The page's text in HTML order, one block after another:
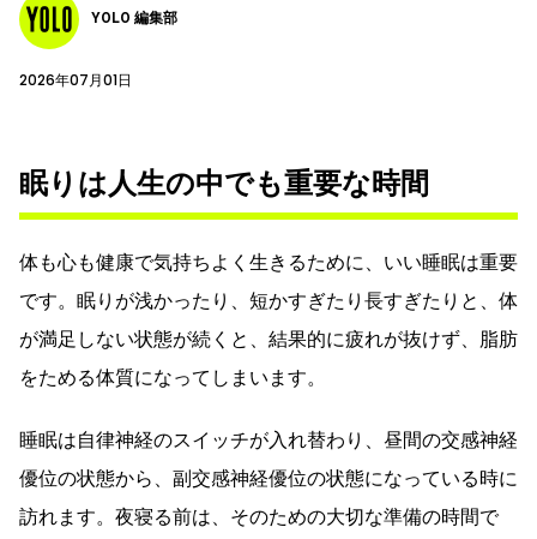
YOLO 編集部
2026年07月01日
眠りは人生の中でも重要な時間
体も心も健康で気持ちよく生きるために、いい睡眠は重要
です。眠りが浅かったり、短かすぎたり長すぎたりと、体
が満足しない状態が続くと、結果的に疲れが抜けず、脂肪
をためる体質になってしまいます。
睡眠は自律神経のスイッチが入れ替わり、昼間の交感神経
優位の状態から、副交感神経優位の状態になっている時に
訪れます。夜寝る前は、そのための大切な準備の時間で